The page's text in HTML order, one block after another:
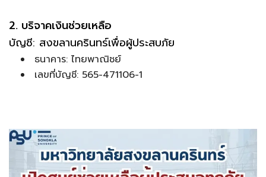
2. บริจาคเงินช่วยเหลือ
บัญชี: สงขลานครินทร์เพื่อผู้ประสบภัย
ธนาคาร: ไทยพาณิชย์
เลขที่บัญชี: 565-471106-1